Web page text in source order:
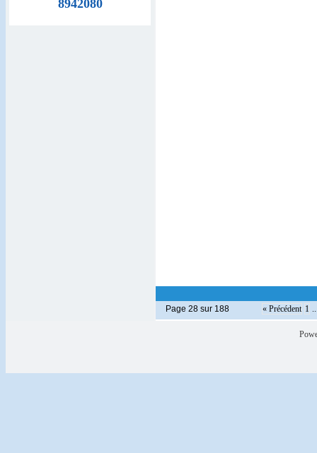
Page 28 sur 188 « Précédent 1
8942080